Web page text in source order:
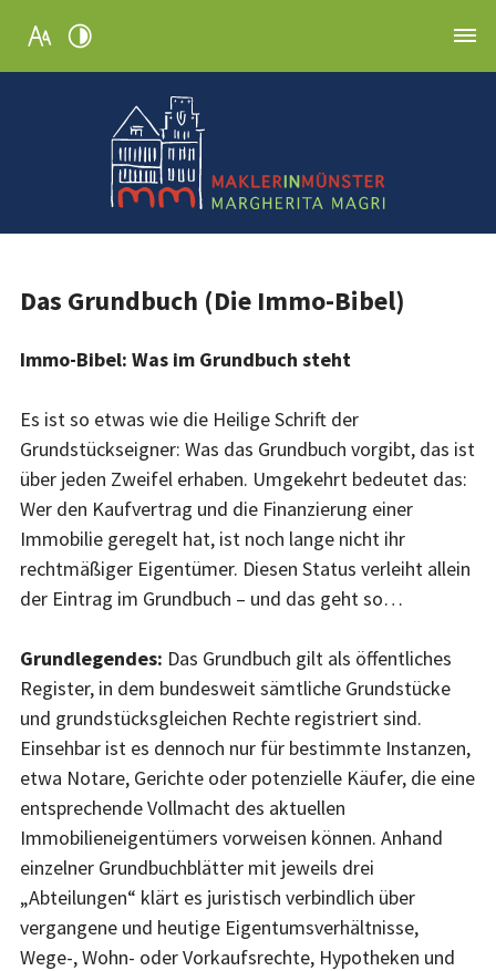
Das Grundbuch (Die Immo-Bibel)
Immo-Bibel: Was im Grundbuch steht
Es ist so etwas wie die Heilige Schrift der
Grundstückseigner: Was das Grundbuch vorgibt, das ist
über jeden Zweifel erhaben. Umgekehrt bedeutet das:
Wer den Kaufvertrag und die Finanzierung einer
Immobilie geregelt hat, ist noch lange nicht ihr
rechtmäßiger Eigentümer. Diesen Status verleiht allein
der Eintrag im Grundbuch – und das geht so…
Grundlegendes: Das Grundbuch gilt als öffentliches
Register, in dem bundesweit sämtliche Grundstücke
und grundstücksgleichen Rechte registriert sind.
Einsehbar ist es dennoch nur für bestimmte Instanzen,
etwa Notare, Gerichte oder potenzielle Käufer, die eine
entsprechende Vollmacht des aktuellen
Immobilieneigentümers vorweisen können. Anhand
einzelner Grundbuchblätter mit jeweils drei
„Abteilungen“ klärt es juristisch verbindlich über
vergangene und heutige Eigentumsverhältnisse,
Wege-, Wohn- oder Vorkaufsrechte, Hypotheken und